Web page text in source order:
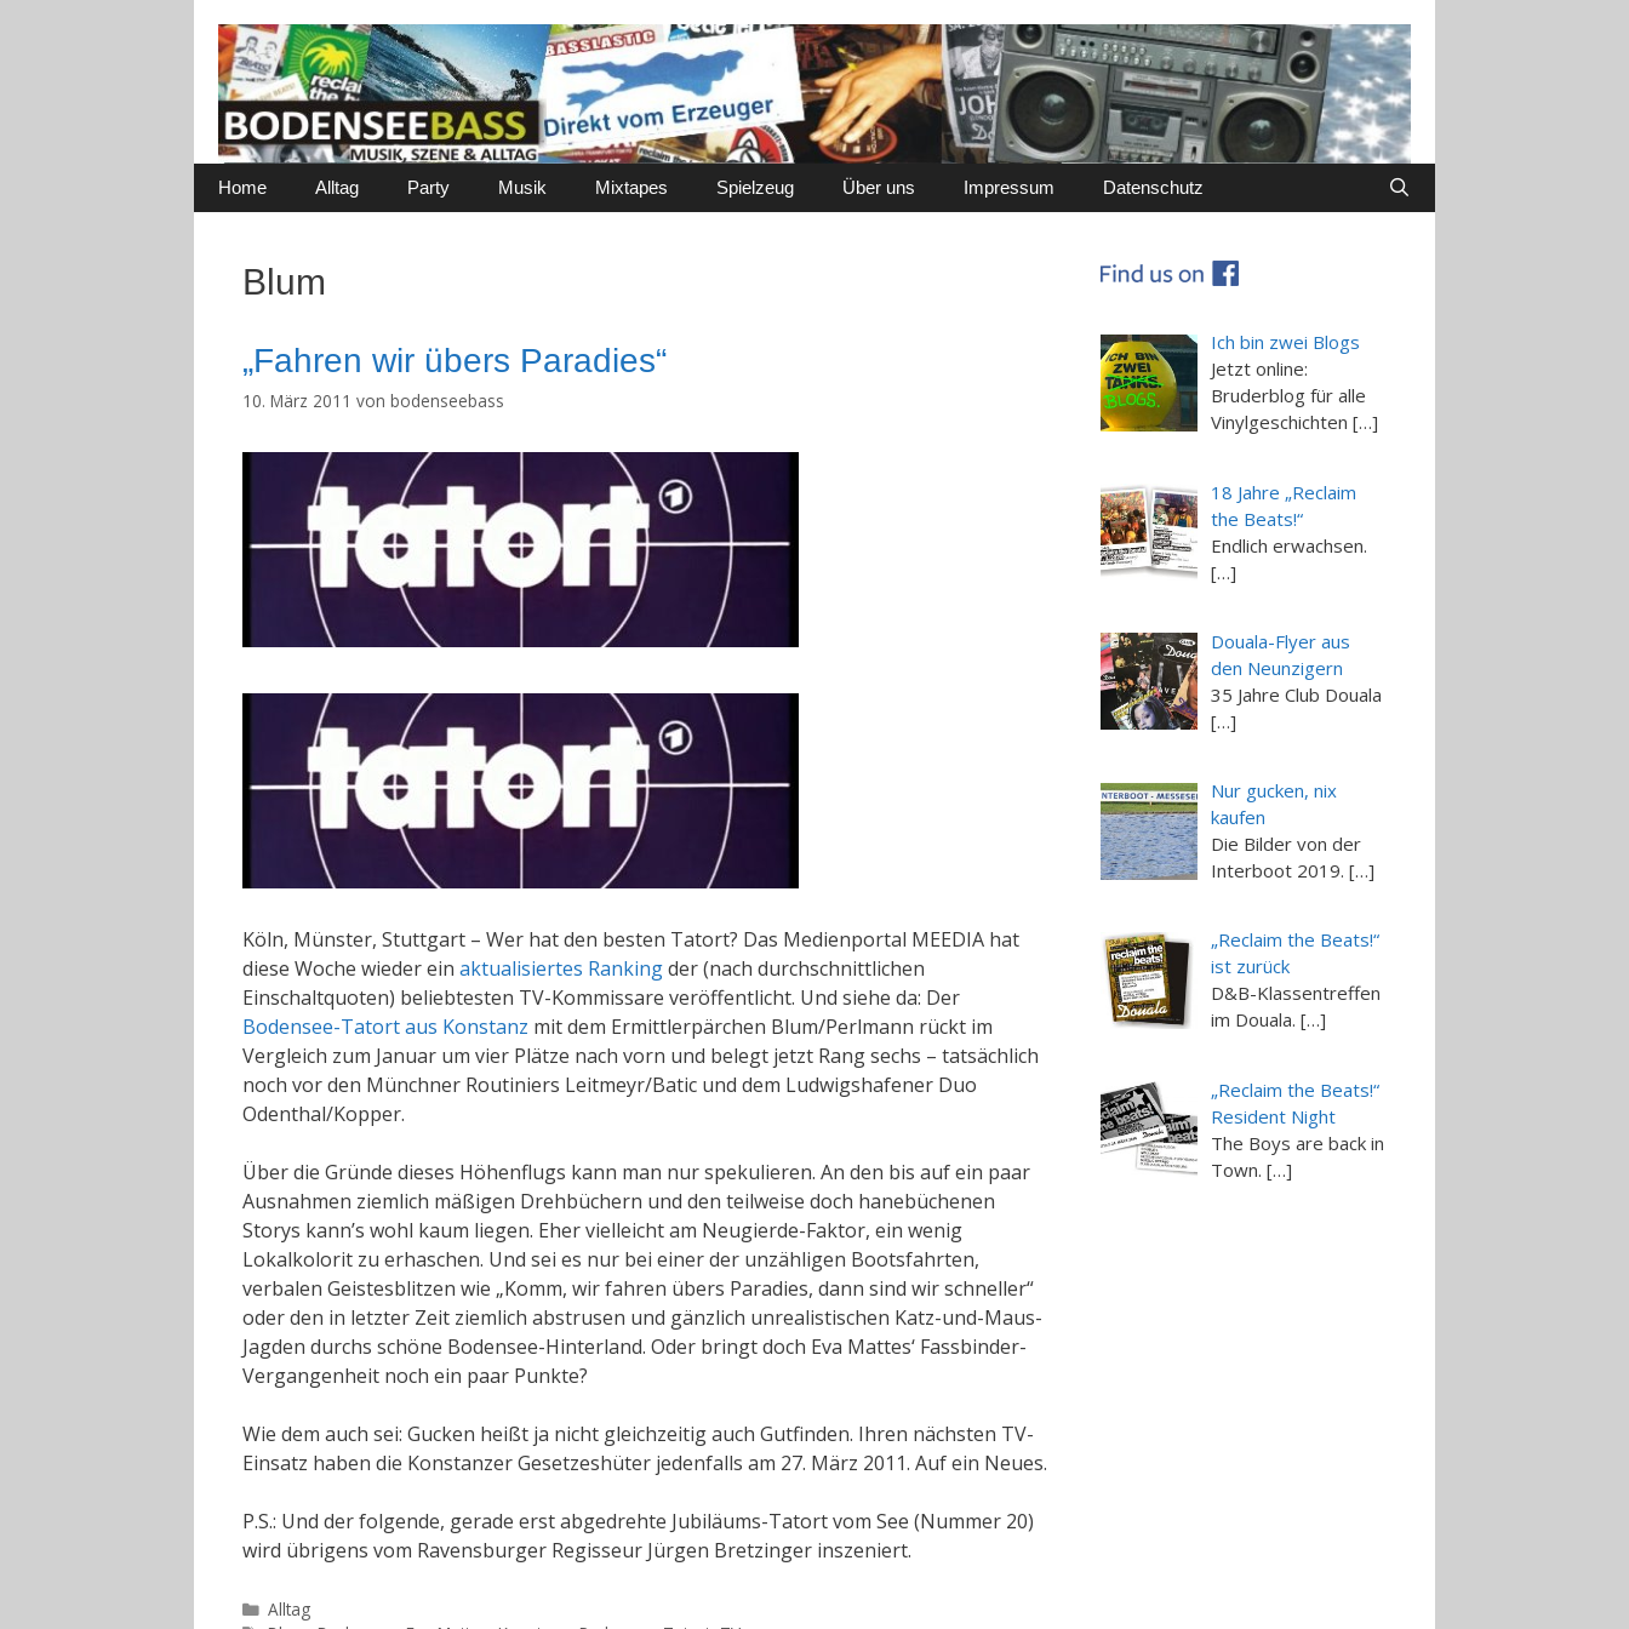
Home Alltag Party Musik Mixtapes Spielzeug Über uns Impressum Datenschutz
Blum
„Fahren wir übers Paradies“
10. März 2011 von bodenseebass
Köln, Münster, Stuttgart – Wer hat den besten Tatort? Das Medienportal MEEDIA hat
diese Woche wieder ein aktualisiertes Rankingder (nach durchschnittlichen
Einschaltquoten) beliebtesten TV-Kommissare veröffentlicht. Und siehe da: Der
Bodensee-Tatort aus Konstanz mit dem Ermittlerpärchen Blum/Perlmann rückt im
Vergleich zum Januar um vier Plätze nach vorn und belegt jetzt Rang sechs – tatsächlich
noch vor den Münchner Routiniers Leitmeyr/Batic und dem Ludwigshafener Duo
Odenthal/Kopper.
Über die Gründe dieses Höhenflugs kann man nur spekulieren. An den bis auf ein paar
Ausnahmen ziemlich mäßigen Drehbüchern und den teilweise doch hanebüchenen
Storys kann’s wohl kaum liegen. Eher vielleicht am Neugierde-Faktor, ein wenig
Lokalkolorit zu erhaschen. Und sei es nur bei einer der unzähligen Bootsfahrten,
verbalen Geistesblitzen wie „Komm, wir fahren übers Paradies, dann sind wir schneller“
oder den in letzter Zeit ziemlich abstrusen und gänzlich unrealistischen Katz-und-Maus-
Jagden durchs schöne Bodensee-Hinterland. Oder bringt doch Eva Mattes‘ Fassbinder-
Vergangenheit noch ein paar Punkte?
Wie dem auch sei: Gucken heißt ja nicht gleichzeitig auch Gutfinden. Ihren nächsten TV-
Einsatz haben die Konstanzer Gesetzeshüter jedenfalls am 27. März 2011. Auf ein Neues.
P.S.: Und der folgende, gerade erst abgedrehte Jubiläums-Tatort vom See (Nummer 20)
wird übrigens vom Ravensburger Regisseur Jürgen Bretzinger inszeniert.
Kategorien
Alltag
Ich bin zwei Blogs
Jetzt online:
Bruderblog für alle
Vinylgeschichten […]
18 Jahre „Reclaim
the Beats!“
Endlich erwachsen.
[…]
Douala-Flyer aus
den Neunzigern
35 Jahre Club Douala
[…]
Nur gucken, nix
kaufen
Die Bilder von der
Interboot 2019. […]
„Reclaim the Beats!“
ist zurück
D&B-Klassentreffen
im Douala. […]
„Reclaim the Beats!“
Resident Night
The Boys are back in
Town. […]